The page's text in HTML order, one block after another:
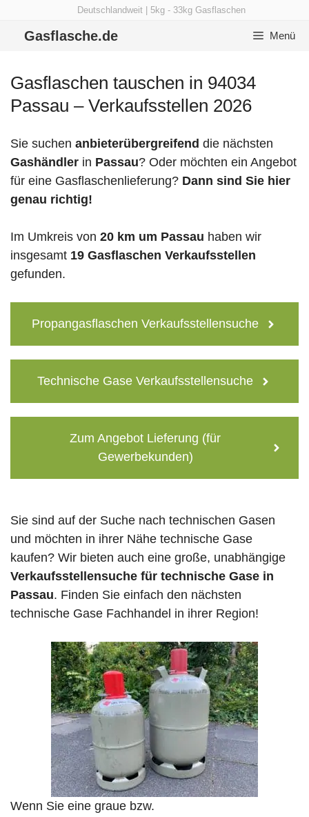
Deutschlandweit | 5kg - 33kg Gasflaschen
Gasflasche.de Menü
Gasflaschen tauschen in 94034
Passau – Verkaufsstellen 2026
Sie suchen anbieterübergreifend die nächsten
Gashändler in Passau? Oder möchten ein Angebot
für eine Gasflaschenlieferung? Dann sind Sie hier
genau richtig!
Im Umkreis von 20 km um Passau haben wir
insgesamt 19 Gasflaschen Verkaufsstellen
gefunden.
Propangasflaschen Verkaufsstellensuche
Technische Gase Verkaufsstellensuche
Zum Angebot Lieferung (für
Gewerbekunden)
Sie sind auf der Suche nach technischen Gasen
und möchten in ihrer Nähe technische Gase
kaufen? Wir bieten auch eine große, unabhängige
Verkaufsstellensuche für technische Gase in
Passau. Finden Sie einfach den nächsten
technische Gase Fachhandel in ihrer Region!
Wenn Sie eine graue bzw.